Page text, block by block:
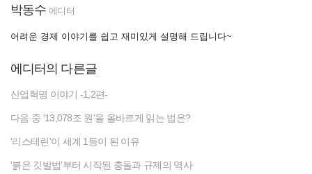
박동수 에디터
어려운 경제 이야기를 쉽고 재미있게 설명해 드립니다~
에디터의 다른글
산업혁명 이야기 -1,2편-
다음 중 '13,078조 원'을 올바르게 읽는 법은?
'리스테린'이 세계 1등이 된 이유
'붉은 깃발법'부터 시작된 충돌과 규제의 역사